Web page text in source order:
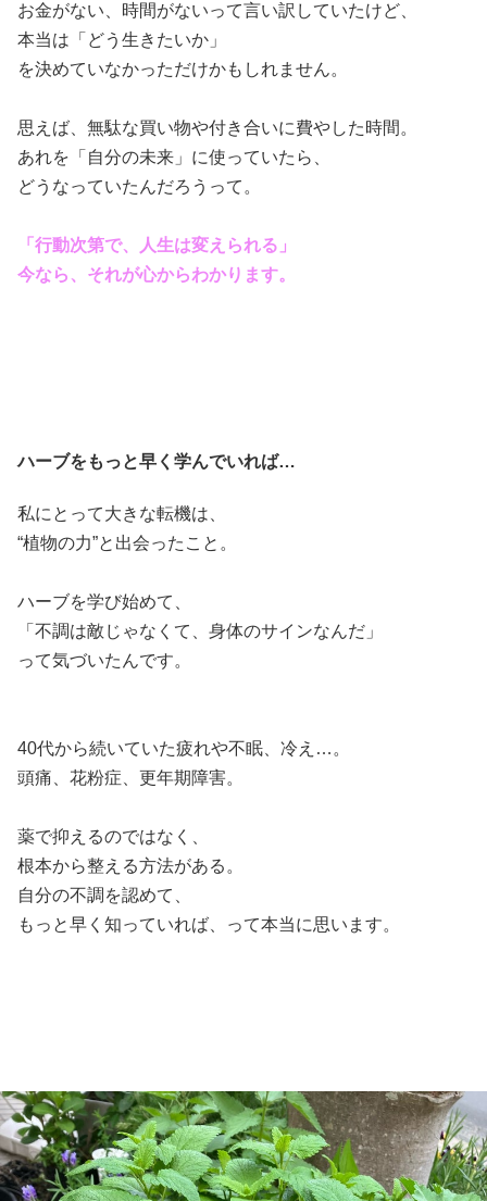
お金がない、時間がないって言い訳していたけど、
本当は「どう生きたいか」
を決めていなかっただけかもしれません。
思えば、無駄な買い物や付き合いに費やした時間。
あれを「自分の未来」に使っていたら、
どうなっていたんだろうって。
「行動次第で、人生は変えられる」
今なら、それが心からわかります。
ハーブをもっと早く学んでいれば…
私にとって大きな転機は、
“植物の力”と出会ったこと。
ハーブを学び始めて、
「不調は敵じゃなくて、身体のサインなんだ」
って気づいたんです。
40代から続いていた疲れや不眠、冷え…。
頭痛、花粉症、更年期障害。
薬で抑えるのではなく、
根本から整える方法がある。
自分の不調を認めて、
もっと早く知っていれば、って本当に思います。